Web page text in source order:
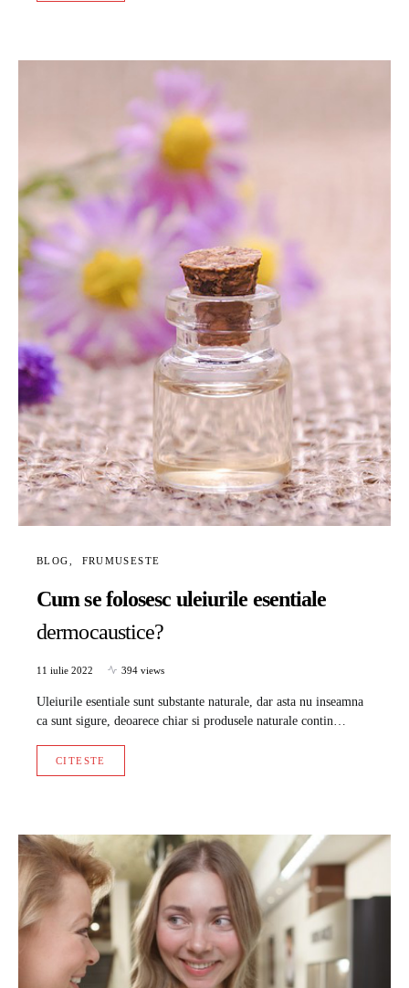
BLOG FRUMUSESTE
Cum se folosesc uleiurile esentiale
dermocaustice?
11 iulie 2022 394 views
Uleiurile esentiale sunt substante naturale, dar asta nu inseamna
ca sunt sigure, deoarece chiar si produsele naturale contin…
CITESTE